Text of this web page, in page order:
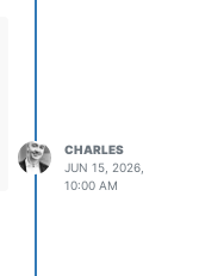
CHARLES
JUN 15, 2026,
10:00 AM